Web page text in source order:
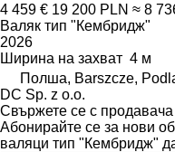
4 459 € 19 200 PLN ≈ 8
Валяк тип "Кембридж"
2026
Ширина на захват 4 м
Полша, Barszcze,
DC Sp. z o.o.
Свържете се с продавача
Абонирайте се за нови
валяци тип "Кембридж"